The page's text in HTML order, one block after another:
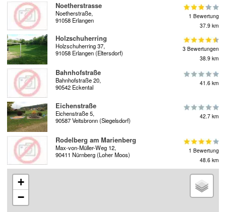
Noetherstrasse
Noetherstraße,
91058 Erlangen
1 Bewertung
37.9 km
Holzschuherring
Holzschuherring 37,
91058 Erlangen (Eltersdorf)
3 Bewertungen
38.9 km
Bahnhofstraße
Bahnhofstraße 20,
90542 Eckental
41.6 km
Eichenstraße
Eichenstraße 5,
90587 Veitsbronn (Siegelsdorf)
42.7 km
Rodelberg am Marienberg
Max-von-Müller-Weg 12,
90411 Nürnberg (Loher Moos)
1 Bewertung
48.6 km
+
−